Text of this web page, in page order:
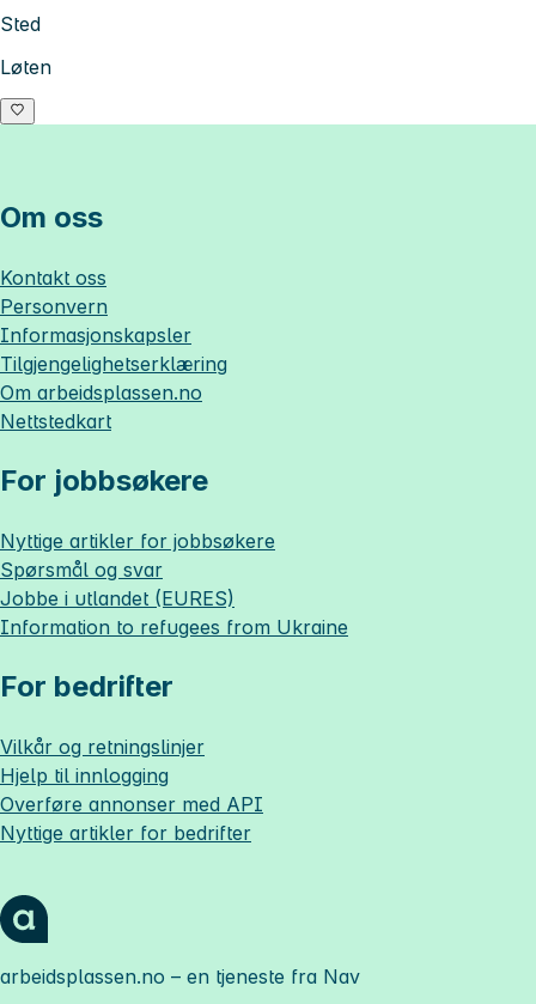
Sted
Løten
Om oss
Kontakt oss
Personvern
Informasjonskapsler
Tilgjengelighetserklæring
Om arbeidsplassen.no
Nettstedkart
For jobbsøkere
Nyttige artikler for jobbsøkere
Spørsmål og svar
Jobbe i utlandet (EURES)
Information to refugees from Ukraine
For bedrifter
Vilkår og retningslinjer
Hjelp til innlogging
Overføre annonser med API
Nyttige artikler for bedrifter
arbeidsplassen.no – en tjeneste fra Nav